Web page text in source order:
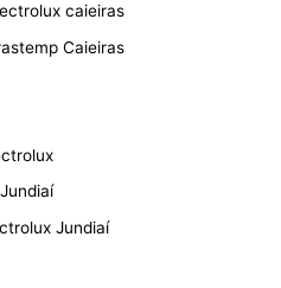
caieiras
Caieiras
Jundiaí